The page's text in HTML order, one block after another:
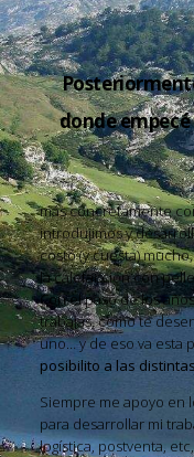
donde
más concretamente
introdujimos y
costó (y cuesta)
la calefacción con
Con el paso de los
trabajas, como te
uno… y de eso va esta
posibilito a las
Siempre me apoyo en
para desarrollar mi
logística, postventa,